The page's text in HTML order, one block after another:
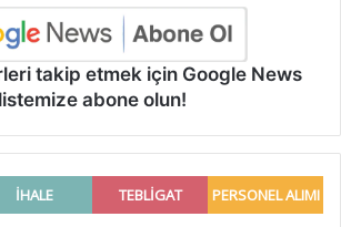
takip etmek için Google News
listemize abone olun!